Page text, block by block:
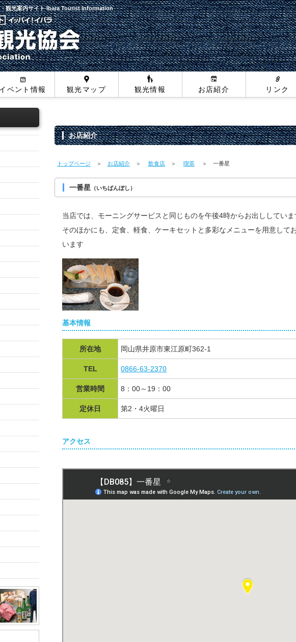
観光案内サイトIbara Tourist Information
イベント情報 観光マップ 観光情報 お店紹介 リンク
お店紹介
トップページ ＞ お店紹介 ＞ 飲食店 ＞ 喫茶 ＞ 一番星
一番星 （いちばんぼし）
当店では、モーニングサービスと同じものを午後4時からお出ししていま
そのほかにも、定食、軽食、ケーキセットと多彩なメニューを用意して
います
基本情報
所在地 岡山県井原市東江原町362-1
TEL 0866-63-2370
営業時間 8：00～19：00
定休日 第2・4火曜日
アクセス